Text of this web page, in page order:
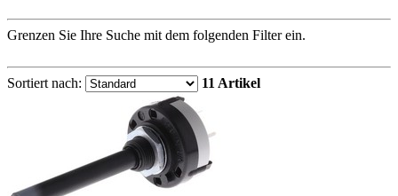
Grenzen Sie Ihre Suche mit dem folgenden Filter ein.
Sortiert nach: 11 Artikel